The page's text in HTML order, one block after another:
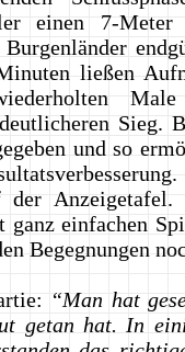
einen 7-Meter
ließen
Sieg.
und so
einfachen
Begegnungen
“Man hat
getan hat. In